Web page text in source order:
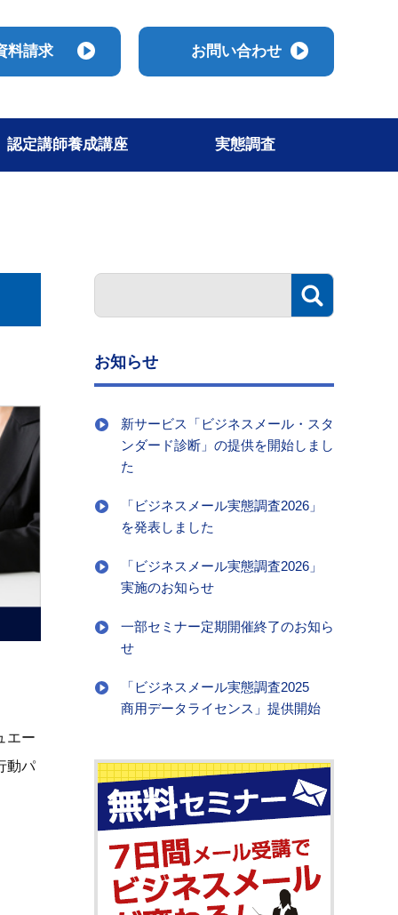
料請求 お問い合わせ
認定講師養成講座 実態調査
エー
動パ
お知らせ
新サービス「ビジネスメール・スタ
ンダード診断」の提供を開始しまし
た
「ビジネスメール実態調査2026」
を発表しました
「ビジネスメール実態調査2026」
実施のお知らせ
一部セミナー定期開催終了のお知ら
せ
「ビジネスメール実態調査2025
商用データライセンス」提供開始